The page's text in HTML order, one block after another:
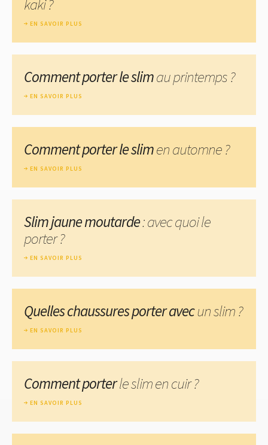
kaki ?
EN SAVOIR PLUS
Comment porter le slimau printemps ?
EN SAVOIR PLUS
Comment porter le slimen automne ?
EN SAVOIR PLUS
Slim jaune moutarde: avec quoi le
porter ?
EN SAVOIR PLUS
Quelles chaussures porter avecun slim ?
EN SAVOIR PLUS
Comment porterle slim en cuir ?
EN SAVOIR PLUS